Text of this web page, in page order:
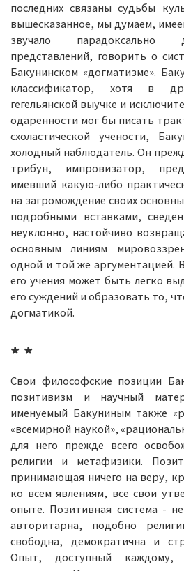
последних связаны судьбы
вышесказанное, мы думаем,
звучало парадоксально
представлений, говорить о
Бакунинском «догматизме».
классификатор, хотя в
гегельянской выучке и
одаренности мог бы писать
схоластической учености,
холодный наблюдатель. Он
трибун, импровизатор,
имевший какую-либо
на загромождение своих
подробными вставками,
неуклонно, настойчиво
основным линиям
одной и той же аргументацией.
его учения может быть легко
его суждений и образовать то,
догматикой.
* *
Свои философские позиции
позитивизм и научный
именуемый Бакуниным также
«всемирной наукой»,
для него прежде всего
религии и метафизики.
принимающая ничего на веру,
ко всем явлениям, все свои
опыте. Позитивная система -
авторитарна, подобно
свободна, демократична и
Опыт, доступный каждому,